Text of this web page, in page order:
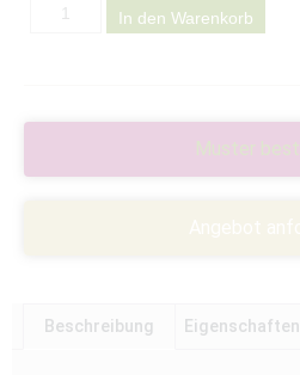
In den Warenkorb
Beschreibung Eigenschaften